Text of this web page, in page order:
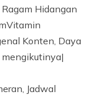
Hidangan
Konten, Daya
Jadwal